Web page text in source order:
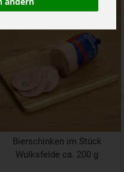
Bierschinken im Stück
Wulksfelde ca. 200 g